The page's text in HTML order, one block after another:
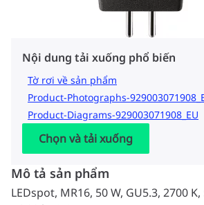
Nội dung tải xuống phổ biến
Tờ rơi về sản phẩm
Product-Photographs-
Product-Diagrams-929003071908_EU
Chọn và tải xuống
Mô tả sản phẩm
LEDspot, MR16, 50 W, GU5.3, 2700